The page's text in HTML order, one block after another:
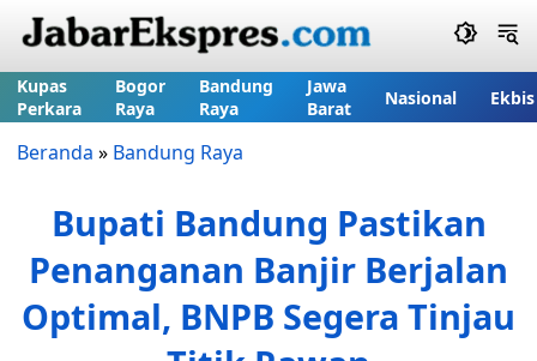
Kupas
Perkara
Bogor
Raya
Bandung
Raya
Jawa
Barat
Nasional Ekbis
Beranda » Bandung Raya
Bupati Bandung Pastikan
Penanganan Banjir Berjalan
Optimal, BNPB Segera Tinjau